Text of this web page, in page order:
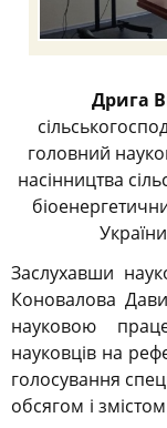
Дрига
головний
насінництва
Заслухавши
Коновалова
науковою
науковців на
голосування
обсягом і